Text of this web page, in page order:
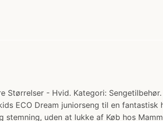
Størrelser - Hvid. Kategori:
ECO Dream juniorseng til en
uden at lukke af Køb hos